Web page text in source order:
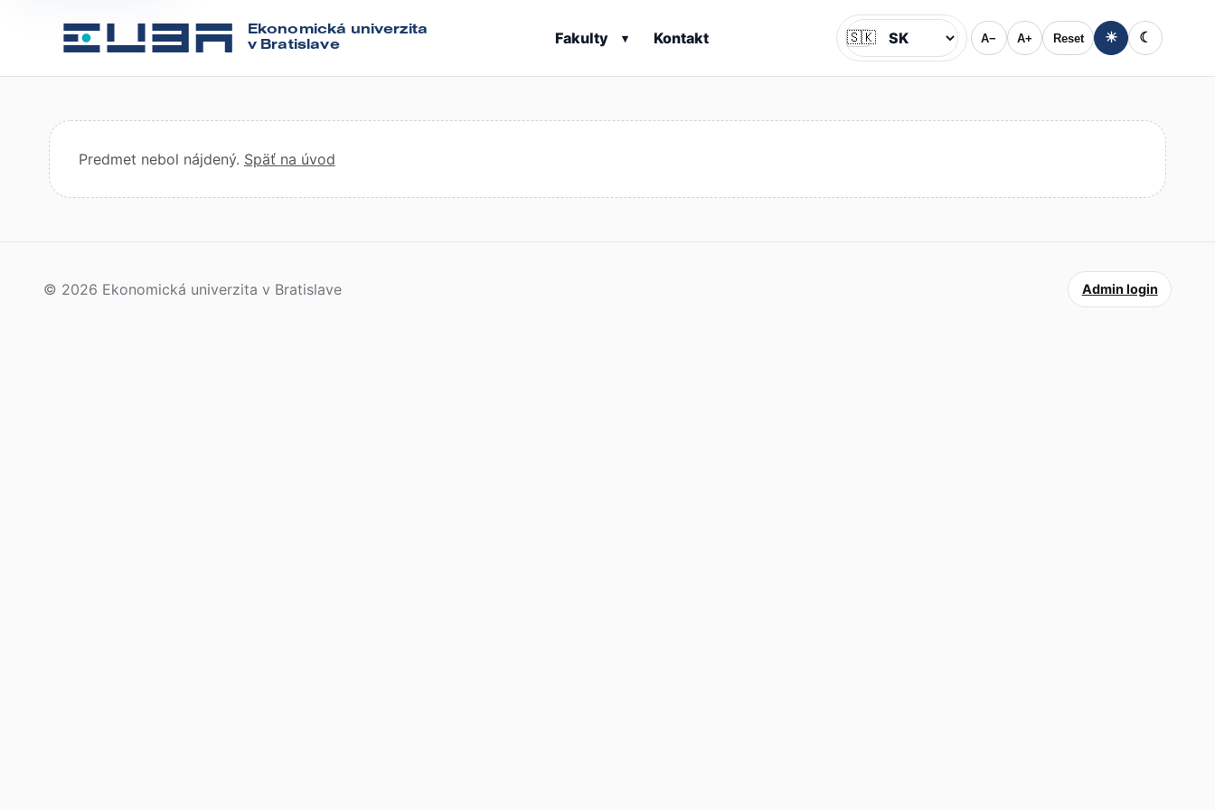
Ekonomická univerzita
v Bratislave
Fakulty ▾ Kontakt Jazyk
🇸🇰 A− A+ Reset ☀ ☾
Predmet nebol nájdený. Späť na úvod
© 2026 Ekonomická univerzita v Bratislave Admin login